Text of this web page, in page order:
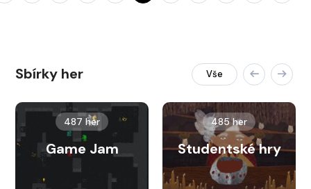
Sbírky her Vše
487 her
Game Jam
485 her
Studentské hry